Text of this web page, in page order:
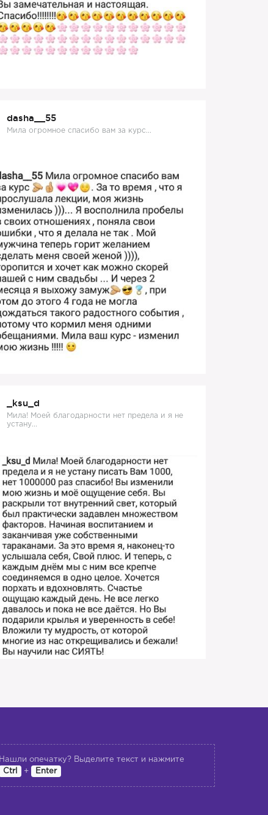
dasha__55
Мила огромное спасибо вам за курс...
_ksu_d
Мила! Моей благодарности нет предела и я не
устану...
Нашли опечатку? Выделите текст и нажмите
Ctrl
+ Enter